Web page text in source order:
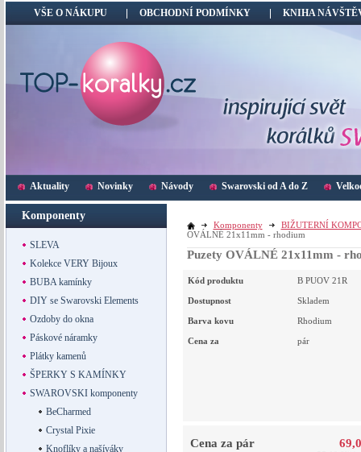
VŠE O NÁKUPU OBCHODNÍ PODMÍNKY KNIHA
Aktuality Novinky Návody Swarovski od A do Z
Komponenty
SLEVA
Kolekce VERY Bijoux
BUBA kamínky
DIY se Swarovski Elements
Ozdoby do okna
Páskové náramky
Plátky kamenů
ŠPERKY S KAMÍNKY
SWAROVSKI komponenty
BeCharmed
Crystal Pixie
Knoflíky a našíváky
Komponenty
BIŽUTERNÍ
OVÁLNÉ 21x11mm - rhodium
Puzety OVÁLNÉ 21x11mm -
Kód produktu B PUOV 21R
Dostupnost Skladem
Barva kovu Rhodium
Cena za pár
Cena za pár